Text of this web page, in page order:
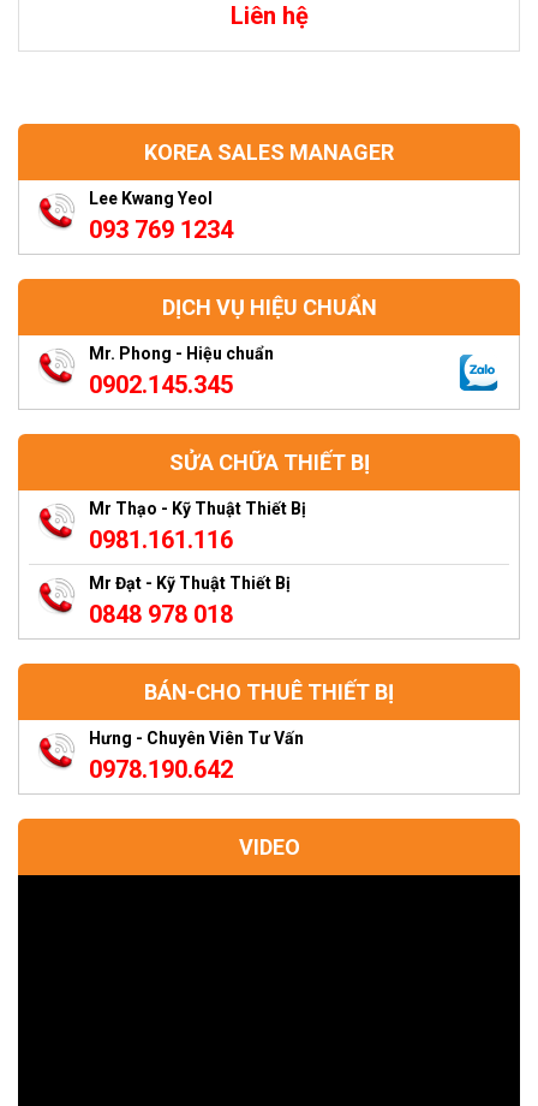
KOREA SALES MANAGER
Lee Kwang Yeol
093 769 1234
DỊCH VỤ HIỆU CHUẨN
Mr. Phong - Hiệu chuẩn
0902.145.345
SỬA CHỮA THIẾT BỊ
Mr Thạo - Kỹ Thuật Thiết Bị
0981.161.116
Mr Đạt - Kỹ Thuật Thiết Bị
0848 978 018
BÁN-CHO THUÊ THIẾT BỊ
Hưng - Chuyên Viên Tư Vấn
0978.190.642
VIDEO
Liên hệ